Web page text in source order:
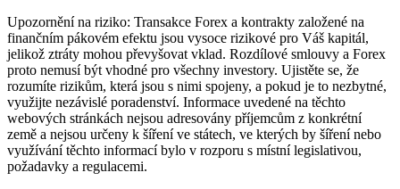
Upozornění na riziko: Transakce Forex a kontrakty založené na
finančním pákovém efektu jsou vysoce rizikové pro Váš kapitál,
jelikož ztráty mohou převyšovat vklad. Rozdílové smlouvy a Forex
proto nemusí být vhodné pro všechny investory. Ujistěte se, že
rozumíte rizikům, která jsou s nimi spojeny, a pokud je to nezbytné,
využijte nezávislé poradenství. Informace uvedené na těchto
webových stránkách nejsou adresovány příjemcům z konkrétní
země a nejsou určeny k šíření ve státech, ve kterých by šíření nebo
využívání těchto informací bylo v rozporu s místní legislativou,
požadavky a regulacemi.